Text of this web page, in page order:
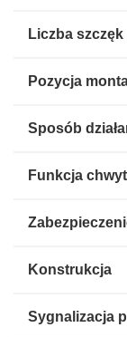
Liczba
Pozycja
Sposób
Funkcja
Konstrukcja
Sygnalizacja